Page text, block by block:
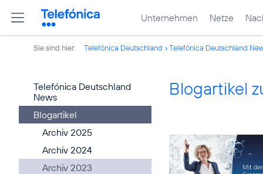
Unternehmen Netze
Sie sind hier: Telefónica Deutschland Telefónica Deutschland
Telefónica Deutschland
News
Blogartikel
Archiv 2025
Archiv 2024
Archiv 2023
Blogartikel